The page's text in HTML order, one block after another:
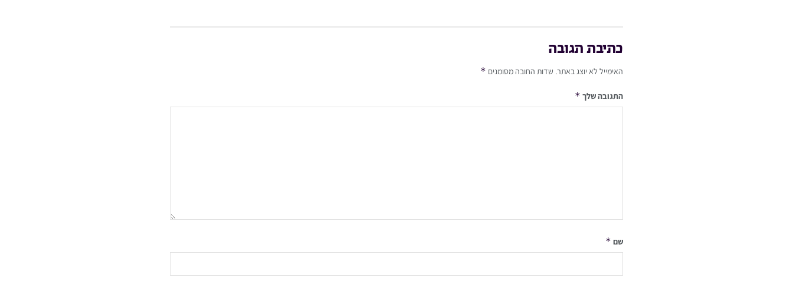
כתיבת תגובה
האימייל לא יוצג באתר. שדות החובה מסומנים *
התגובה שלך *
שם *